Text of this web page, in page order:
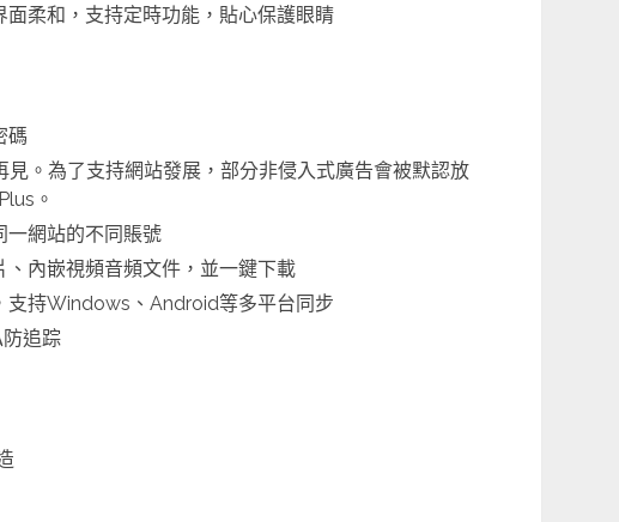
柔和，支持定時功能，貼心保護眼睛
碼
。為了支持網站發展，部分非侵入式廣告會被默認放
。
一網站的不同賬號
內嵌視頻音頻文件，並一鍵下載
支持Windows、Android等多平台同步
追踪